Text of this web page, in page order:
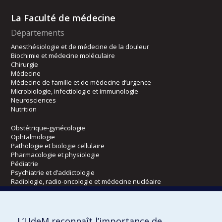
La Faculté de médecine
Départements
Anesthésiologie et de médecine de la douleur
Biochimie et médecine moléculaire
Chirurgie
Médecine
Médecine de famille et de médecine d’urgence
Microbiologie, infectiologie et immunologie
Neurosciences
Nutrition
Obstétrique-gynécologie
Ophtalmologie
Pathologie et biologie cellulaire
Pharmacologie et physiologie
Pédiatrie
Psychiatrie et d’addictologie
Radiologie, radio-oncologie et médecine nucléaire